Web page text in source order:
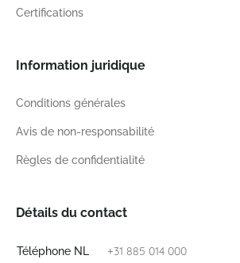
Certifications
Information juridique
Conditions générales
Avis de non-responsabilité
Règles de confidentialité
Détails du contact
Téléphone NL +31 885 014 000